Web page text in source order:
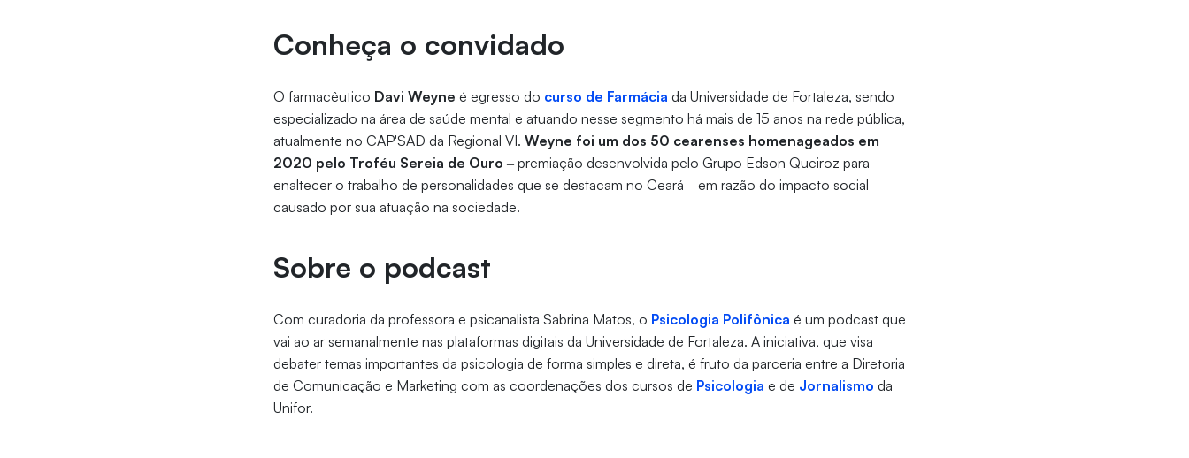
Conheça o convidado
O farmacêutico Davi Weyne é egresso do curso de Farmácia da Universidade de Fortaleza, sendo
especializado na área de saúde mental e atuando nesse segmento há mais de 15 anos na rede pública,
atualmente no CAP'SAD da Regional VI.Weyne foi um dos 50 cearenses homenageados em
2020 pelo Troféu Sereia de Ouro ‒ premiação desenvolvida pelo Grupo Edson Queiroz para
enaltecer o trabalho de personalidades que se destacam no Ceará ‒ em razão do impacto social
causado por sua atuação na sociedade.
Sobre o podcast
Com curadoria da professora e psicanalista Sabrina Matos, o Psicologia Polifônica é um podcast que
vai ao ar semanalmente nas plataformas digitais da Universidade de Fortaleza. A iniciativa, que visa
debater temas importantes da psicologia de forma simples e direta, é fruto da parceria entre a Diretoria
de Comunicação e Marketing com as coordenações dos cursos de Psicologia e de Jornalismo da
Unifor.